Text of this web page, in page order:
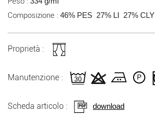
Composizione : 46% PES 27% LI 27% CLY
Proprietà :
Manutenzione :
Scheda articolo : download